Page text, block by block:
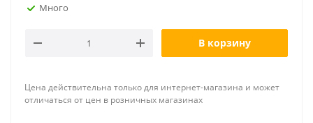
Много
В корзину
Цена действительна только для интернет-магазина и может
отличаться от цен в розничных магазинах